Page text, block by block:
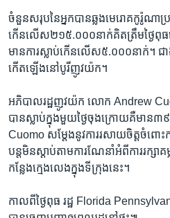
ចំនួន​សរុប​នៃ​អ្នក​បាន​ឆ្លង​មេរោគ​កូរ៉ូណា​ប្
កើន​លើស​២១៥.០០០​នាក់​គិត​ត្រឹម​ថ្ងៃ​ពុ
មាន​ការ​ស្លាប់​កើន​លើស​៥.០០០​នាក់។ ជ
កើត​ឡើង​នៅ​បូរី​ញូវយ៉ក។
អភិបាល​រដ្ឋ​ញូវយ៉ក​ លោក Andrew
បាន​ស្លាប់​ក្នុង​មួយ​ថ្ងៃ​ចុងក្រោយ​គឺ​មាន​៣៩
Cuomo សម្តែង​នូវ​ការ​រសាយ​ចិត្ត​ចំពោ
បន្ត​មិន​ស្តាប់​តាម​ការ​ណែនាំ​អំពី​ការ​រក្
កន្លែង​ក្មេង​លេង​ក្នុង​ទី​ក្រុង​នេះ។
កាល​ពី​ថ្ងៃពុធ រដ្ឋ Florida